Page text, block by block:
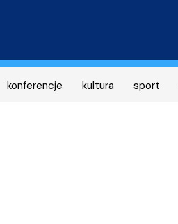
konferencje kultura sport